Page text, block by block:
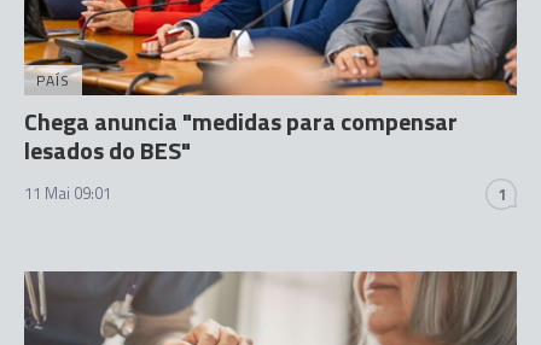
PAÍS
Chega anuncia "medidas para compensar
lesados do BES"
11 Mai 09:01 1